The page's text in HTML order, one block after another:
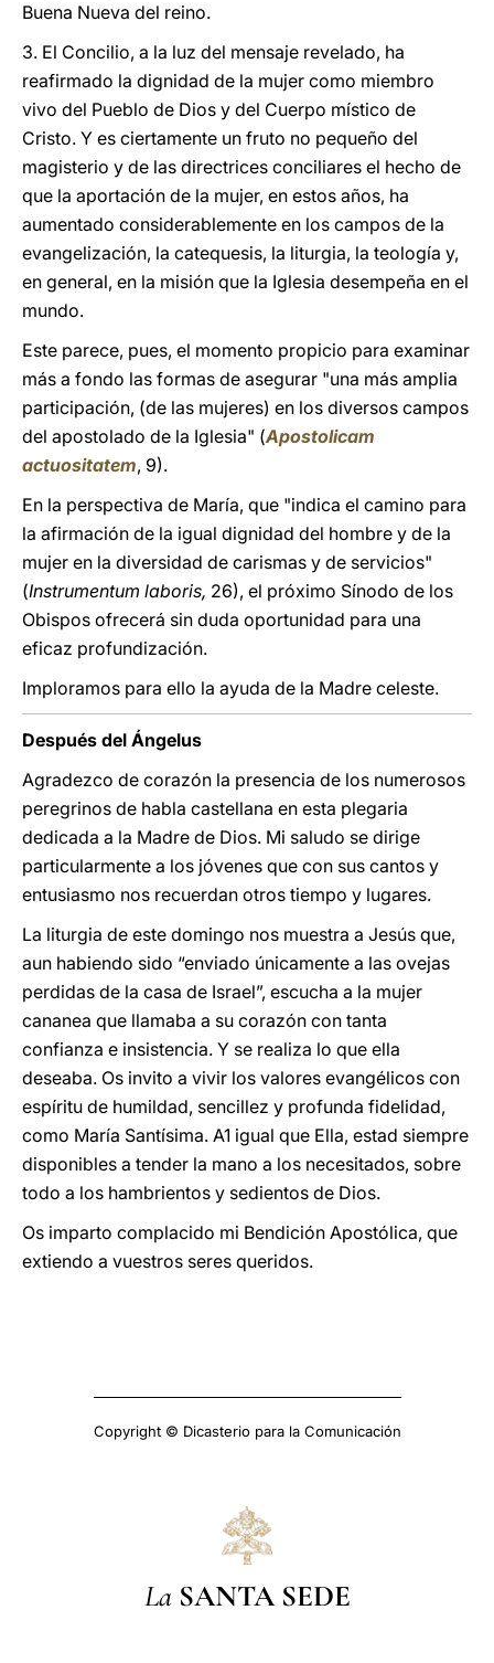
Buena Nueva del reino.
3. El Concilio, a la luz del mensaje revelado, ha
reafirmado la dignidad de la mujer como miembro
vivo del Pueblo de Dios y del Cuerpo místico de
Cristo. Y es ciertamente un fruto no pequeño del
magisterio y de las directrices conciliares el hecho de
que la aportación de la mujer, en estos años, ha
aumentado considerablemente en los campos de la
evangelización, la catequesis, la liturgia, la teología y,
en general, en la misión que la Iglesia desempeña en el
mundo.
Este parece, pues, el momento propicio para examinar
más a fondo las formas de asegurar "una más amplia
participación, (de las mujeres) en los diversos campos
del apostolado de la Iglesia" (Apostolicam
actuositatem, 9).
En la perspectiva de María, que "indica el camino para
la afirmación de la igual dignidad del hombre y de la
mujer en la diversidad de carismas y de servicios"
(Instrumentum laboris, 26), el próximo Sínodo de los
Obispos ofrecerá sin duda oportunidad para una
eficaz profundización.
Imploramos para ello la ayuda de la Madre celeste.
Después del Ángelus
Agradezco de corazón la presencia de los numerosos
peregrinos de habla castellana en esta plegaria
dedicada a la Madre de Dios. Mi saludo se dirige
particularmente a los jóvenes que con sus cantos y
entusiasmo nos recuerdan otros tiempo y lugares.
La liturgia de este domingo nos muestra a Jesús que,
aun habiendo sido “enviado únicamente a las ovejas
perdidas de la casa de Israel”, escucha a la mujer
cananea que llamaba a su corazón con tanta
confianza e insistencia. Y se realiza lo que ella
deseaba. Os invito a vivir los valores evangélicos con
espíritu de humildad, sencillez y profunda fidelidad,
como María Santísima. A1 igual que Ella, estad siempre
disponibles a tender la mano a los necesitados, sobre
todo a los hambrientos y sedientos de Dios.
Os imparto complacido mi Bendición Apostólica, que
extiendo a vuestros seres queridos.
Copyright © Dicasterio para la Comunicación
La SANTA SEDE